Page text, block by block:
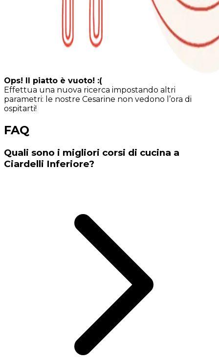
Ops! Il piatto è vuoto! :(
Effettua una nuova ricerca impostando altri
parametri: le nostre Cesarine non vedono l’ora di
ospitarti!
FAQ
Quali sono i migliori corsi di cucina a
Ciardelli Inferiore?